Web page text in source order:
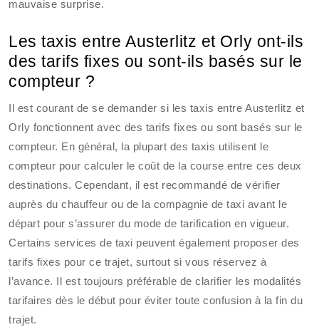
mauvaise surprise.
Les taxis entre Austerlitz et Orly ont-ils
des tarifs fixes ou sont-ils basés sur le
compteur ?
Il est courant de se demander si les taxis entre Austerlitz et
Orly fonctionnent avec des tarifs fixes ou sont basés sur le
compteur. En général, la plupart des taxis utilisent le
compteur pour calculer le coût de la course entre ces deux
destinations. Cependant, il est recommandé de vérifier
auprès du chauffeur ou de la compagnie de taxi avant le
départ pour s’assurer du mode de tarification en vigueur.
Certains services de taxi peuvent également proposer des
tarifs fixes pour ce trajet, surtout si vous réservez à
l’avance. Il est toujours préférable de clarifier les modalités
tarifaires dès le début pour éviter toute confusion à la fin du
trajet.